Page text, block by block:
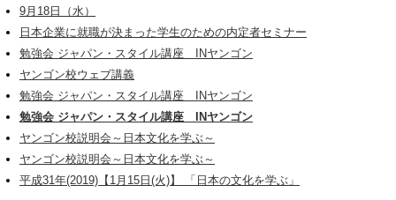
9月18日（水）
日本企業に就職が決まった学生のための内定者セミナー
勉強会 ジャパン・スタイル講座 INヤンゴン
ヤンゴン校ウェブ講義
勉強会 ジャパン・スタイル講座 INヤンゴン
勉強会 ジャパン・スタイル講座 INヤンゴン
ヤンゴン校説明会～日本文化を学ぶ～
ヤンゴン校説明会～日本文化を学ぶ～
平成31年(2019)【1月15日(火)】 「日本の文化を学ぶ」